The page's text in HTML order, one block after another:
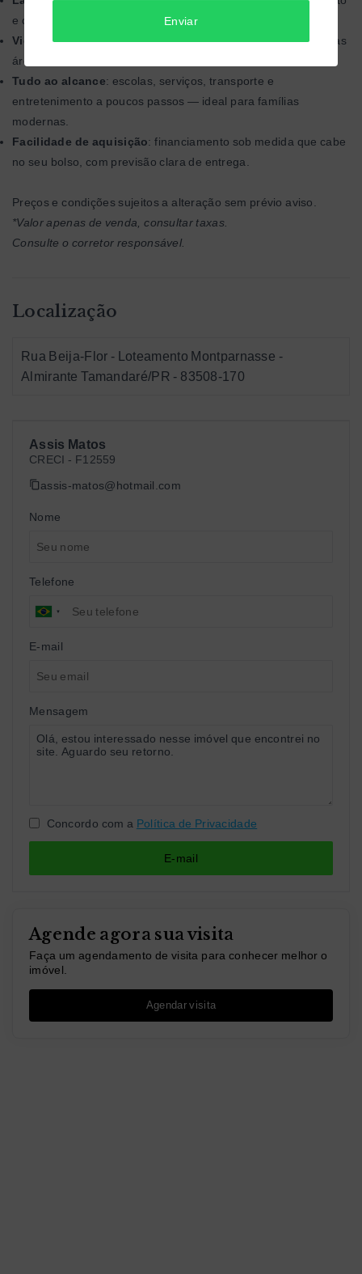
Assis Matos
CRECI - F12559
assis-matos@hotmail.com
Nome
Telefone
E-mail
Mensagem
Concordo com a Política de Privacidade
E-mail
Agende agora sua visita
Faça um agendamento de visita para conhecer melhor o
imóvel.
Agendar visita
e confraternização — tudo à sua disposição.
Vida com aconchego: o charme de uma lareira (fireplace) nas
áreas comuns cria um ambiente acolhedor e sofisticado.
Tudo ao alcance: escolas, serviços, transporte e
entretenimento a poucos passos — ideal para famílias
modernas.
Facilidade de aquisição: financiamento sob medida que cabe
no seu bolso, com previsão clara de entrega.
Preços e condições sujeitos a alteração sem prévio aviso.
*Valor apenas de venda, consultar taxas.
Consulte o corretor responsável.
Localização
Rua Beija-Flor - Loteamento Montparnasse -
Almirante Tamandaré/PR - 83508-170
Enviar